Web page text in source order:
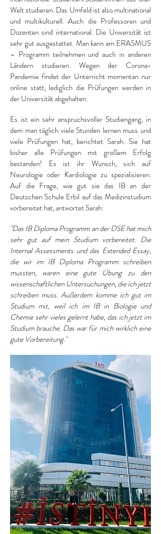
Welt studieren. Das Umfeld ist also multinational
und multikulturell. Auch die Professoren und
Dozenten sind international. Die Universität ist
sehr gut ausgestattet. Man kann am ERASMUS
– Programm teilnehmen und auch in anderen
Ländern studieren. Wegen der Corona-
Pandemie findet der Unterricht momentan nur
online statt, lediglich die Prüfungen werden in
der Universität abgehalten.
Es ist ein sehr anspruchsvoller Studiengang, in
dem man täglich viele Stunden lernen muss und
viele Prüfungen hat, berichtet Sarah. Sie hat
bisher alle Prüfungen mit großem Erfolg
bestanden! Es ist ihr Wunsch, sich auf
Neurologie oder Kardiologie zu spezialisieren.
Auf die Frage, wie gut sie das IB an der
Deutschen Schule Erbil auf das Medizinstudium
vorbereitet hat, antwortet Sarah:
"Das IB Diploma Programm an der DSE hat mich
sehr gut auf mein Studium vorbereitet. Die
Internal Assessments und das Extended Essay,
die wir im IB Diploma Programm schreiben
mussten, waren eine gute Übung zu den
wissenschaftlichen Untersuchungen, die ich jetzt
schreiben muss. Außerdem komme ich gut im
Studium mit, weil ich im IB in Biologie und
Chemie sehr vieles gelernt habe, das ich jetzt im
Studium brauche. Das war für mich wirklich eine
gute Vorbereitung."